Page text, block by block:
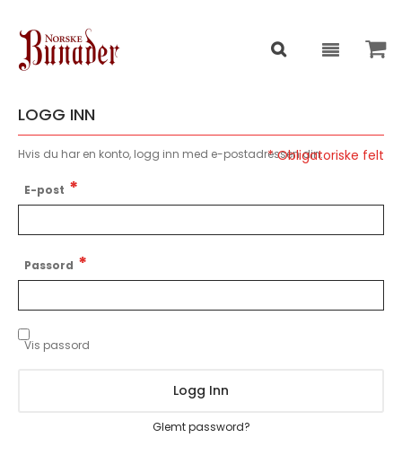
LOGG INN
Hvis du har en konto, logg inn med e-postadressen din.
E-post
Passord
Vis passord
Logg Inn
Glemt password?